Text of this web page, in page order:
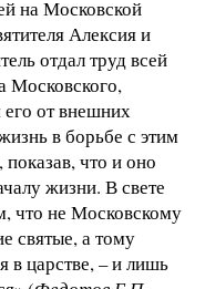
на Московской
Алексия и
отдал труд всей
Московского,
от внешних
в борьбе с этим
что и оно
жизни. В свете
что не Московскому
святые, а тому
в царстве, – и лишь